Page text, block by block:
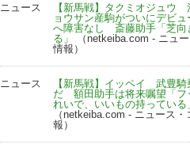
ニュース
【新馬戦】タクミオジュウ
ョウサン産駒がついにデビ
へ障害なし 斎藤助手「芝向
る」
（netkeiba.com - ニュ
情報）
ニュース
【新馬戦】イッペイ 武豊騎
だ 額田助手は将来嘱望「フ
れいで、いいもの持っている
（netkeiba.com - ニュース
報）